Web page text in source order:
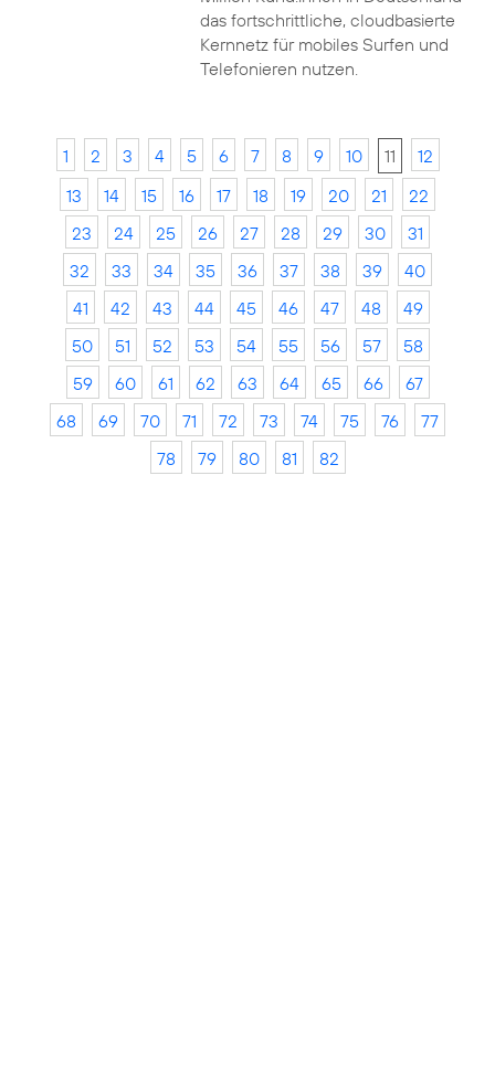
das fortschrittliche, cloudbasierte
Kernnetz für mobiles Surfen und
Telefonieren nutzen.
1 2 3 4 5 6 7 8 9 10 11
12
13
14 15 16 17 18 19 20 21
22
23
24 25 26 27 28 29 30
31
32
33 34 35 36 37 38 39
40
41
42 43 44 45 46 47 48
49
50
51 52 53 54 55 56 57
58
59
60 61 62 63 64 65 66
67
68
69 70 71 72 73 74 75 76
77
78
79 80 81 82